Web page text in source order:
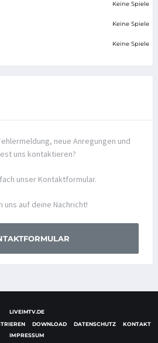
Keine Spiele
Keine Spiele
Keine Spiele
neue Anregungen und
uns kontaktieren?
unser Kontaktformular.
uns auf deine Nachricht!
LIVEIMTV.DE
DOWNLOAD DATENSCHUTZ
KONTAKT
IMPRESSUM